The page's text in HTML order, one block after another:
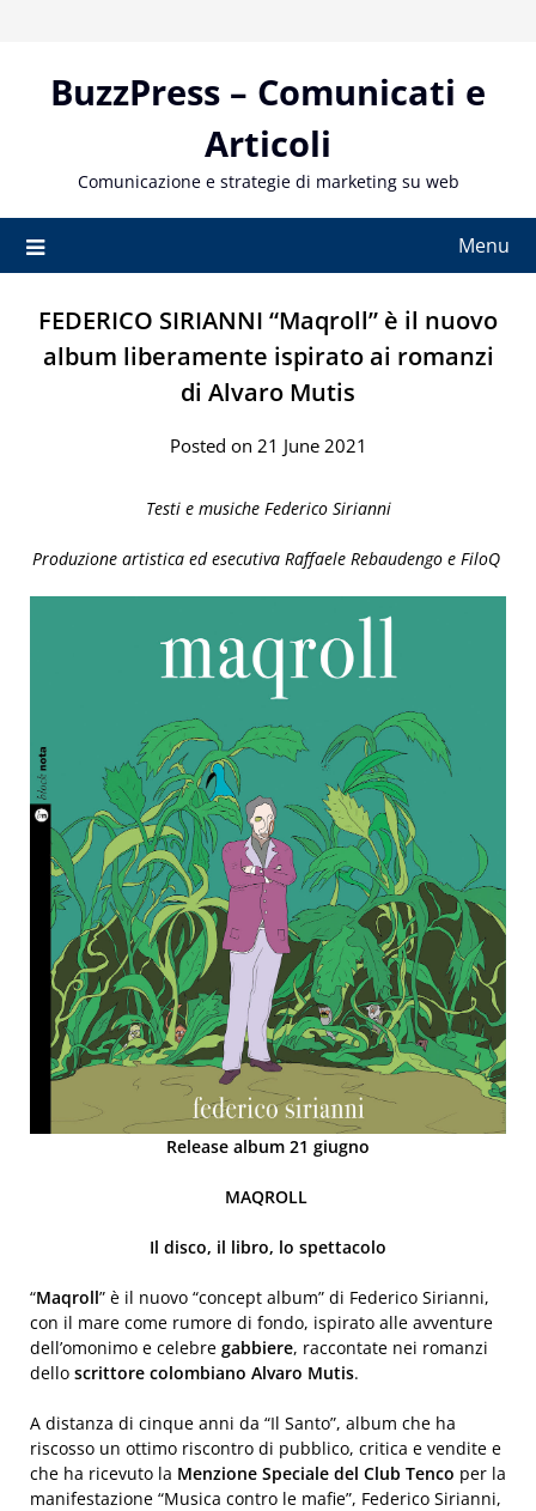
contentBuzzPress – Comunicati e
Articoli
Comunicazione e strategie di marketing su web
Menu
FEDERICO SIRIANNI “Maqroll” è il nuovo
album liberamente ispirato ai romanzi
di Alvaro Mutis
Posted on 21 June 2021
Testi e musiche Federico Sirianni
Produzione artistica ed esecutiva Raffaele Rebaudengo e FiloQ
Release album 21 giugno
MAQROLL
Il disco, il libro, lo spettacolo
“Maqroll” è il nuovo “concept album” di Federico Sirianni,
con il mare come rumore di fondo, ispirato alle avventure
dell’omonimo e celebre gabbiere, raccontate nei romanzi
dello scrittore colombiano Alvaro Mutis.
A distanza di cinque anni da “Il Santo”, album che ha
riscosso un ottimo riscontro di pubblico, critica e vendite e
che ha ricevuto la Menzione Speciale del Club Tenco per la
manifestazione “Musica contro le mafie”, Federico Sirianni,